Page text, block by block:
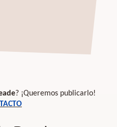
? ¡Queremos publicarlo!